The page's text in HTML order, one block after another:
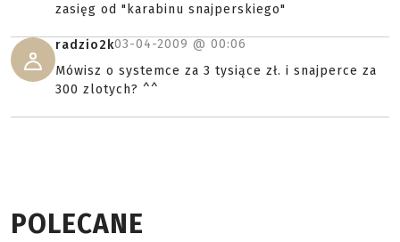
zasięg od "karabinu snajperskiego"
radzio2k03-04-2009 @ 00:06
Mówisz o systemce za 3 tysiące zł. i snajperce za
300 zlotych? ^^
POLECANE